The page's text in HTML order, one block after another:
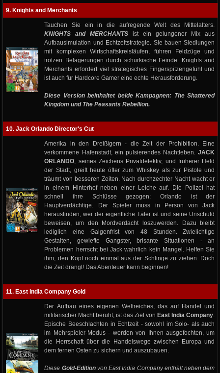
9. Knights and Merchants
Tauchen Sie ein in die aufregende Welt des Mittelalters.
KNIGHTS and MERCHANTS ist ein gelungener Mix aus
Aufbausimulation und Echtzeitstrategie. Sie bauen Siedlungen
mit komplexen Wirtschaftskreisläufen, führen Feldzüge und
trotzen Belagerungen durch schurkische Feinde. Knights and
Merchants erfordert viel strategisches Fingerspitzengefühl und
ist auch für Hardcore Gamer eine echte Herausforderung.
Diese Version beinhaltet beide Kampagnen: The Shattered
Kingdom und The Peasants Rebellion.
10. Jack Orlando Director's Cut
Amerika in den Dreißigern - die Zeit der Prohibition. Eine
verkommene Hafenstadt, ein pulsierendes Nachtleben.JACK
ORLANDO, seines Zeichens Privatdetektiv, und früherer Held
der Stadt, greift heute öfter zum Whiskey als zur Pistole und
träumt von besseren Zeiten. Nach durchzechter Nacht wacht er
in einem Hinterhof neben einer Leiche auf. Die Polizei hat
schnell ihre Schlüsse gezogen: Orlando ist der
Hauptverdächtige. Der Spieler muss in Person von Jack
herausfinden, wer der eigentliche Täter ist und seine Unschuld
beweisen, um den Mordverdacht loszuwerden. Dazu bleibt
lediglich eine Galgenfrist von 48 Stunden. Zwielichtige
Gestalten, gewiefte Gangster, brisante Situationen - an
Problemen herrscht bei Jack wahrlich kein Mangel. Helfen Sie
ihm, den Kopf noch einmal aus der Schlinge zu ziehen. Doch
die Zeit drängt! Das Abenteuer kann beginnen!
11. East India Company Gold
Der Aufbau eines eigenen Weltreiches, das auf Handel und
militärischer Macht beruht, ist das Ziel von East India Company.
Epische Seeschlachten in Echtzeit - sowohl im Solo- als auch
im Mehrspieler-Modus - werden von Ihnen ausgefochten, um
die Herrschaft über die Handelswege zwischen Europa und
dem fernen Osten zu sichern und auszubauen.
Diese Gold-Edition von East India Company enthält neben dem